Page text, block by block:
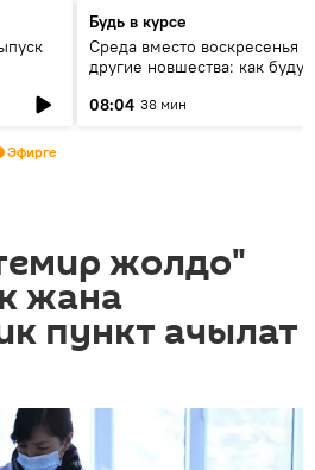
Будь в курсе
Среда вместо воскресенья и
другие новшества: как будут
08:04 38 мин
Эфирге
жолдо"
жана
пункт ачылат